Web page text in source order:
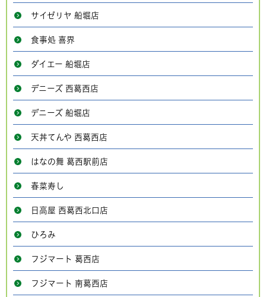
サイゼリヤ 船堀店
食事処 喜界
ダイエー 船堀店
デニーズ 西葛西店
デニーズ 船堀店
天丼てんや 西葛西店
はなの舞 葛西駅前店
春菜寿し
日高屋 西葛西北口店
ひろみ
フジマート 葛西店
フジマート 南葛西店